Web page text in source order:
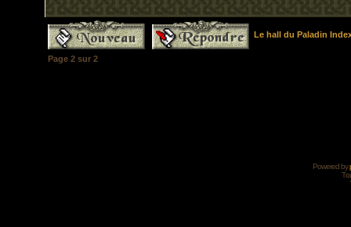
Le hall du Paladin
Page 2sur 2
Powered by